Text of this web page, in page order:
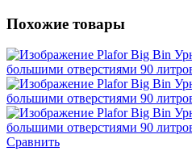
Похожие товары
Сравнить